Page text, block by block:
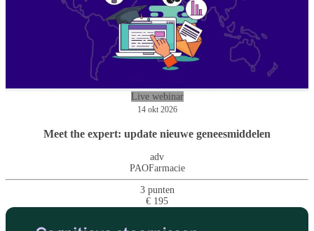
Live webinar
14 okt 2026
Meet the expert: update nieuwe geneesmiddelen
adv
PAOFarmacie
3 punten
€ 195